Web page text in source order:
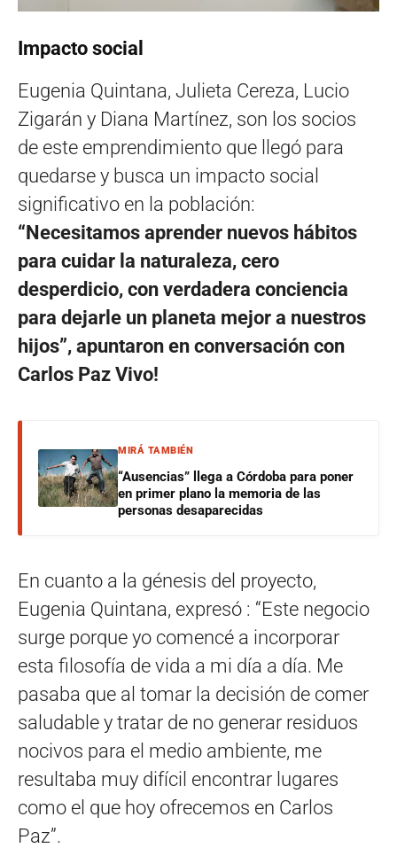
Impacto social
Eugenia Quintana, Julieta Cereza, Lucio
Zigarán y Diana Martínez, son los socios
de este emprendimiento que llegó para
quedarse y busca un impacto social
significativo en la población:
“Necesitamos aprender nuevos hábitos
para cuidar la naturaleza, cero
desperdicio, con verdadera conciencia
para dejarle un planeta mejor a nuestros
hijos”, apuntaron en conversación con
Carlos Paz Vivo!
MIRÁ TAMBIÉN
“Ausencias” llega a Córdoba para poner
en primer plano la memoria de las
personas desaparecidas
En cuanto a la génesis del proyecto,
Eugenia Quintana, expresó : “Este negocio
surge porque yo comencé a incorporar
esta filosofía de vida a mi día a día. Me
pasaba que al tomar la decisión de comer
saludable y tratar de no generar residuos
nocivos para el medio ambiente, me
resultaba muy difícil encontrar lugares
como el que hoy ofrecemos en Carlos
Paz”.